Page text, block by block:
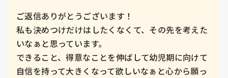
ご返信ありがとうございます！
私も決めつけだけはしたくなくて、その先を考えた
いなぁと思っています。
できること、得意なことを伸ばして幼児期に向けて
自信を持って大きくなって欲しいなぁと心から願っ